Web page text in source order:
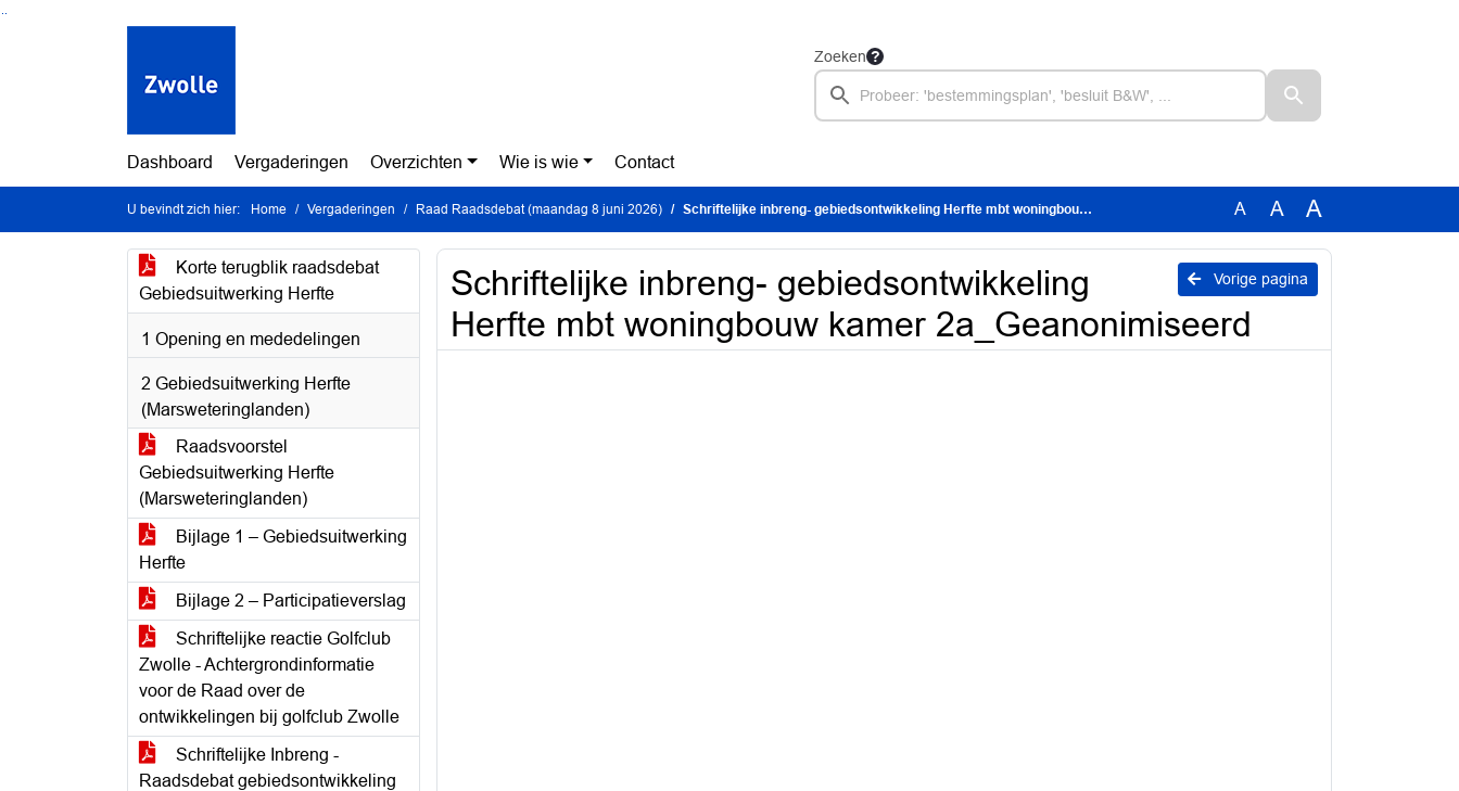
Ga naar de inhoud van deze pagina
Ga naar het zoeken
Ga naar het menu
Zoeken
Dashboard Vergaderingen Overzichten Wie is wie Contact
U bevindt zich hier: Home Vergaderingen Raad Raadsdebat (maandag 8 juni 2026) Schriftelijke inbreng- gebiedsontwikkeling Herfte mbt woningbouw kamer 2a_Geanonimiseerd A A A
Korte terugblik raadsdebat
Gebiedsuitwerking Herfte
1 Opening en mededelingen
2 Gebiedsuitwerking Herfte
(Marsweteringlanden)
Raadsvoorstel
Gebiedsuitwerking Herfte
(Marsweteringlanden)
Bijlage 1 – Gebiedsuitwerking
Herfte
Bijlage 2 – Participatieverslag
Schriftelijke reactie Golfclub
Zwolle - Achtergrondinformatie
voor de Raad over de
ontwikkelingen bij golfclub Zwolle
Schriftelijke Inbreng -
Raadsdebat gebiedsontwikkeling
Vorige pagina
Schriftelijke inbreng- gebiedsontwikkeling
Herfte mbt woningbouw kamer 2a_Geanonimiseerd